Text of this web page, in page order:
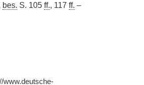
bes. S. 105 ff., 117 ff. –
www.deutsche-